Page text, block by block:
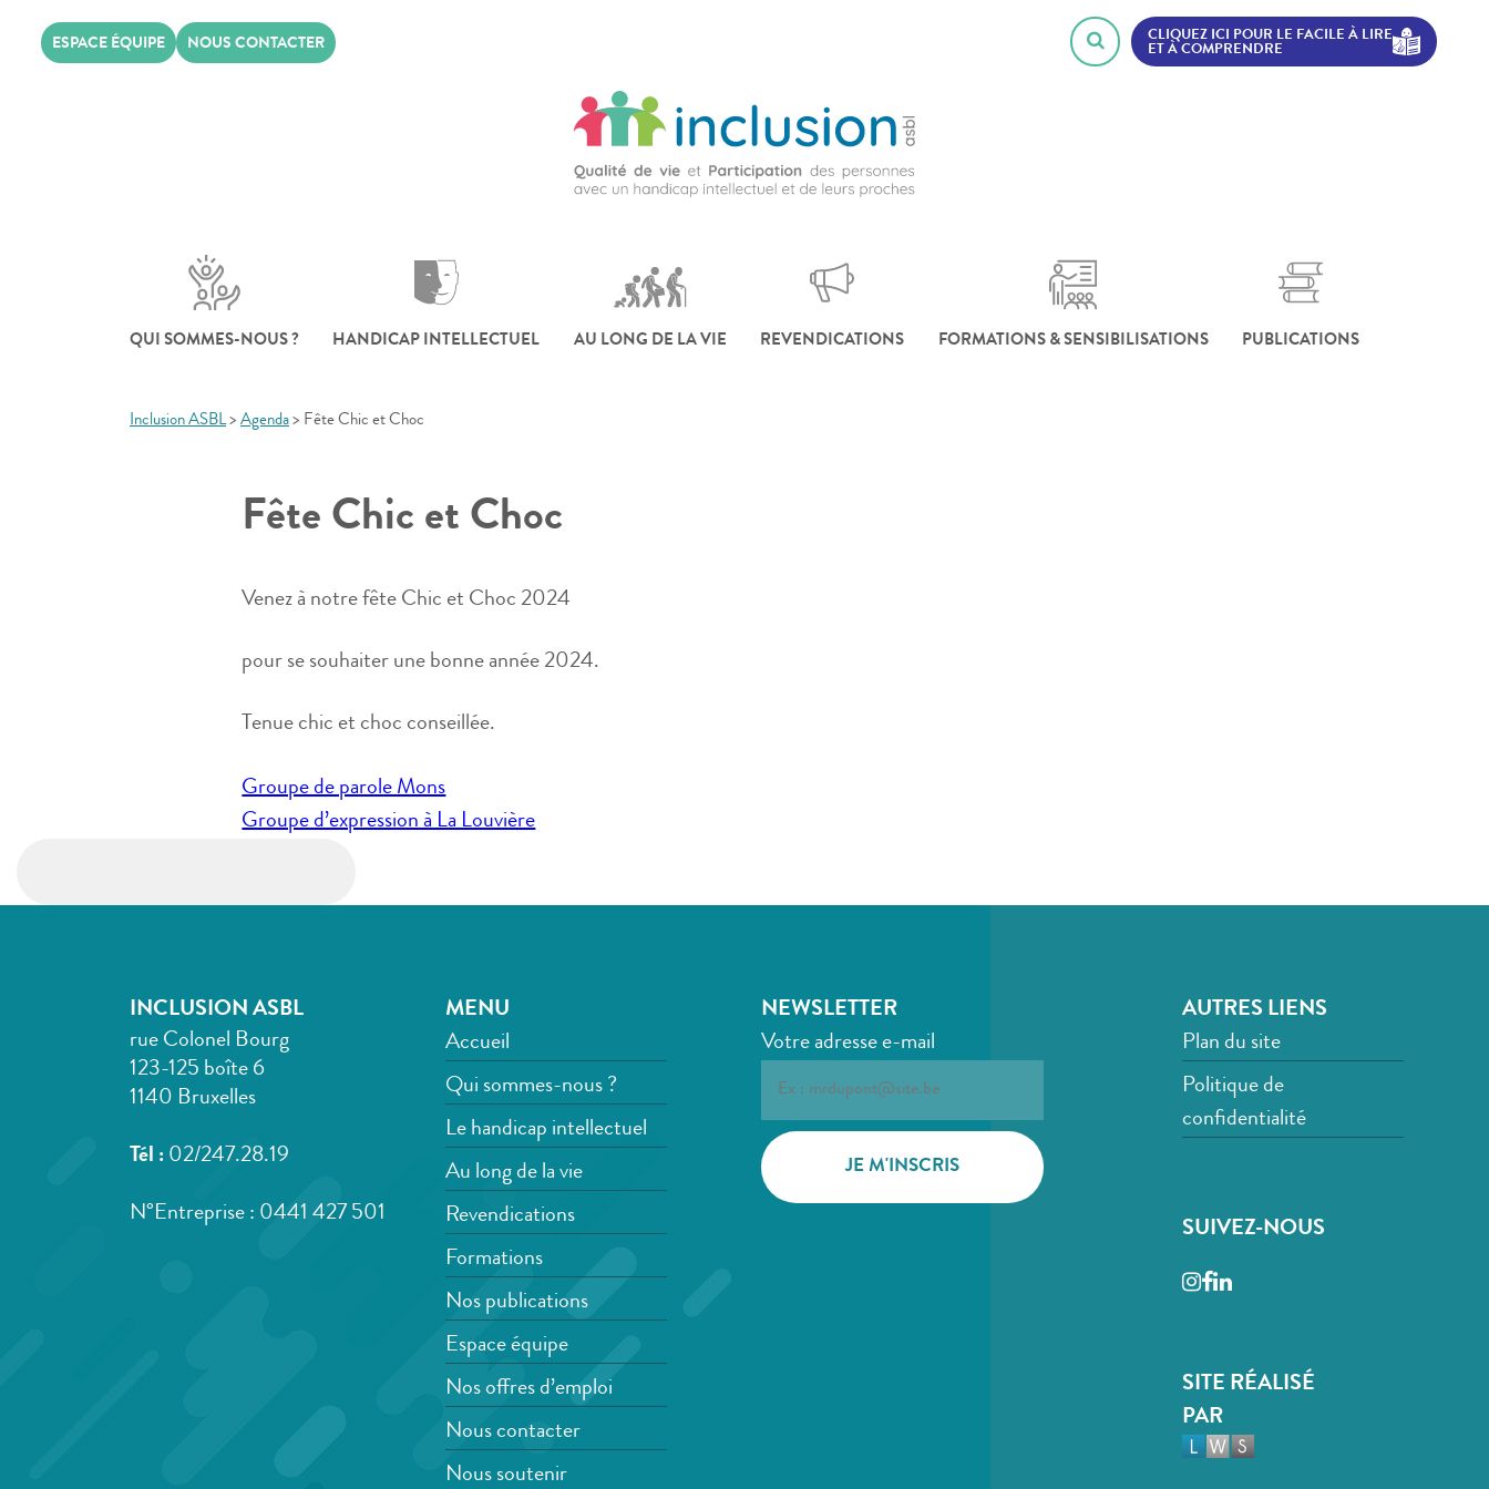
ESPACE ÉQUIPE NOUS CONTACTER
CLIQUEZ ICI POUR LE FACILE À LIRE
ET À COMPRENDRE
QUI SOMMES-NOUS ? HANDICAP INTELLECTUEL AU LONG DE LA VIE REVENDICATIONS FORMATIONS & SENSIBILISATIONS PUBLICATIONS
Inclusion ASBL> Agenda > Fête Chic et Choc
Fête Chic et Choc
Venez à notre fête Chic et Choc 2024
pour se souhaiter une bonne année 2024.
Tenue chic et choc conseillée.
Navigation
de
Groupe de parole Mons
Groupe d’expression à La Louvière
INCLUSION ASBL
rue Colonel Bourg
123-125 boîte 6
1140 Bruxelles
Tél : 02/247.28.19
N°Entreprise : 0441 427 501
MENU
Accueil
Qui sommes-nous ?
Le handicap intellectuel
Au long de la vie
Revendications
Formations
Nos publications
Espace équipe
Nos offres d’emploi
Nous contacter
Nous soutenir
NEWSLETTER
Votre adresse e-mail
AUTRES LIENS
Plan du site
Politique de
confidentialité
SUIVEZ-NOUS
Instagram
Facebook
LinkedIn
SITE RÉALISÉ
PAR